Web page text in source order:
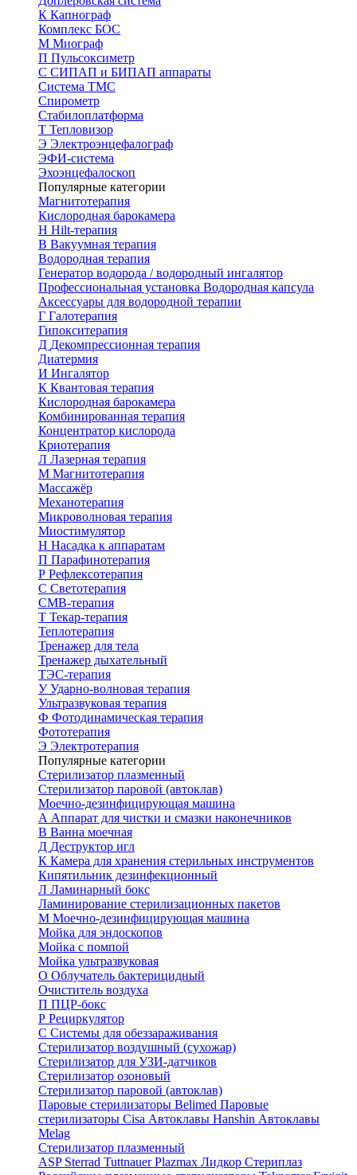
К Капнограф
Комплекс БОС
М Миограф
П Пульсоксиметр
С СИПАП и БИПАП аппараты
Система ТМС
Спирометр
Стабилоплатформа
Т Тепловизор
Э Электроэнцефалограф
ЭФИ-система
Эхоэнцефалоскоп
Популярные категории
Магнитотерапия
Кислородная барокамера
H Hilt-терапия
В Вакуумная терапия
Водородная терапия
Генератор водорода / водородный ингалятор
Профессиональная установка Водородная капсула
Аксессуары для водородной терапии
Г Галотерапия
Гипокситерапия
Д Декомпрессионная терапия
Диатермия
И Ингалятор
К Квантовая терапия
Кислородная барокамера
Комбинированная терапия
Концентратор кислорода
Криотерапия
Л Лазерная терапия
М Магнитотерапия
Массажёр
Механотерапия
Микроволновая терапия
Миостимулятор
Н Насадка к аппаратам
П Парафинотерапия
Р Рефлексотерапия
С Светотерапия
СМВ-терапия
Т Текар-терапия
Теплотерапия
Тренажер для тела
Тренажер дыхательный
ТЭС-терапия
УУдарно-волновая терапия
Ультразвуковая терапия
Ф Фотодинамическая терапия
Фототерапия
Э Электротерапия
Популярные категории
Стерилизатор плазменный
Стерилизатор паровой (автоклав)
Моечно-дезинфицирующая машина
А Аппарат для чистки и смазки наконечников
В Ванна моечная
Д Деструктор игл
К Камера для хранения стерильных инструментов
Кипятильник дезинфекционный
Л Ламинарный бокс
Ламинирование стерилизационных пакетов
М Моечно-дезинфицирующая машина
Мойка для эндоскопов
Мойка с помпой
Мойка ультразвуковая
О Облучатель бактерицидный
Очиститель воздуха
П ПЦР-бокс
Р Рециркулятор
С Системы для обеззараживания
Стерилизатор воздушный (сухожар)
Стерилизатор для УЗИ-датчиков
Стерилизатор озоновый
Стерилизатор паровой (автоклав)
Паровые стерилизаторы Belimed Паровые
стерилизаторы Cisa Автоклавы Hanshin Автоклавы
Melag
Стерилизатор плазменный
ASP Sterrad Tuttnauer Plazmax Лидкор Стериплаз